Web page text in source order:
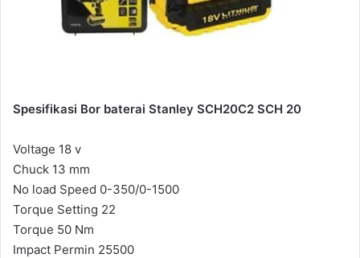
Spesifikasi Bor baterai Stanley SCH20C2 SCH 20
Voltage 18 v
Chuck 13 mm
No load Speed 0-350/0-1500
Torque Setting 22
Torque 50 Nm
Impact Permin 25500